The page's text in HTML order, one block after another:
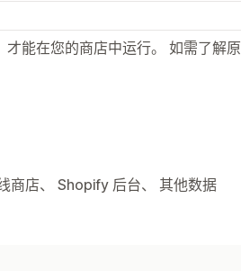
能在您的商店中运行。 如需了解原
商店、 Shopify 后台、 其他数据